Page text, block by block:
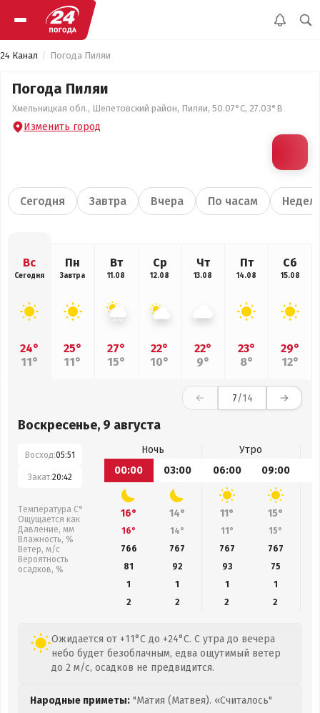
24 Канал Погода Пиляи
Погода Пиляи
Хмельницкая обл., Шепетовский район, Пиляи, 50.07°С, 27.03°В
Изменить город
Сегодня Завтра Вчера По часам
Вс
Сегодня
24°
11°
Пн
Завтра
25°
11°
Вт
11.08
27°
15°
Ср
12.08
22°
10°
Чт
13.08
22°
9°
Пт
14.08
23°
8°
Сб
15.08
29°
12°
7/14
Воскресенье, 9 августа
Восход:05:51
Закат:20:42
Температура С°
Ощущается как
Давление, мм
Влажность, %
Ветер, м/с
Вероятность
осадков, %
Ночь
Утро
00:00
03:00 06:00 09:00
16° 14° 11° 15°
16° 14° 11° 15°
766
767 767 767
81
92 93 75
1
1 1
1
2
2 2 2
Ожидается от +11°C до +24°C. С утра до вечера
небо будет безоблачным, едва ощутимый ветер
до 2 м/с, осадков не предвидится.
Народные приметы: "Матия (Матвея). «Считалось"